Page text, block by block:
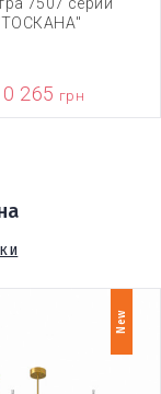
265 грн
New